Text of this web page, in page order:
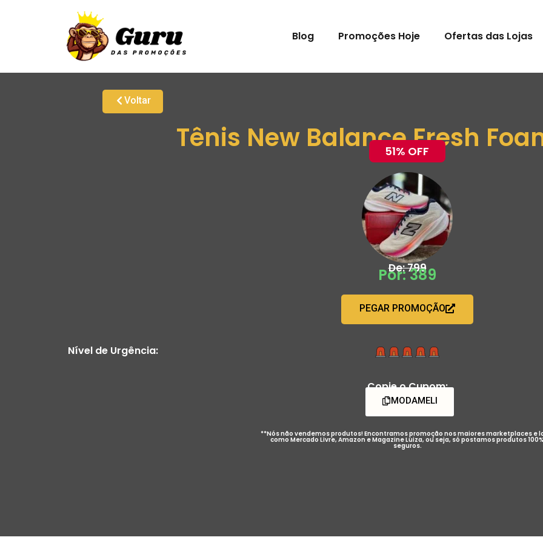
Blog Promoções Hoje Ofertas das Lojas
Voltar
Tênis New Balance Fresh
51% OFF
De: 799
Por: 389
PEGAR PROMOÇÃO
Nível de Urgência:
Copie o Cupom:
MODAMELI
**Nós não vendemos produtos! Encontramos promoção nos maiores marketplaces e
como Mercado Livre, Amazon e Magazine Luiza, ou seja, só postamos produtos 100%
seguros.